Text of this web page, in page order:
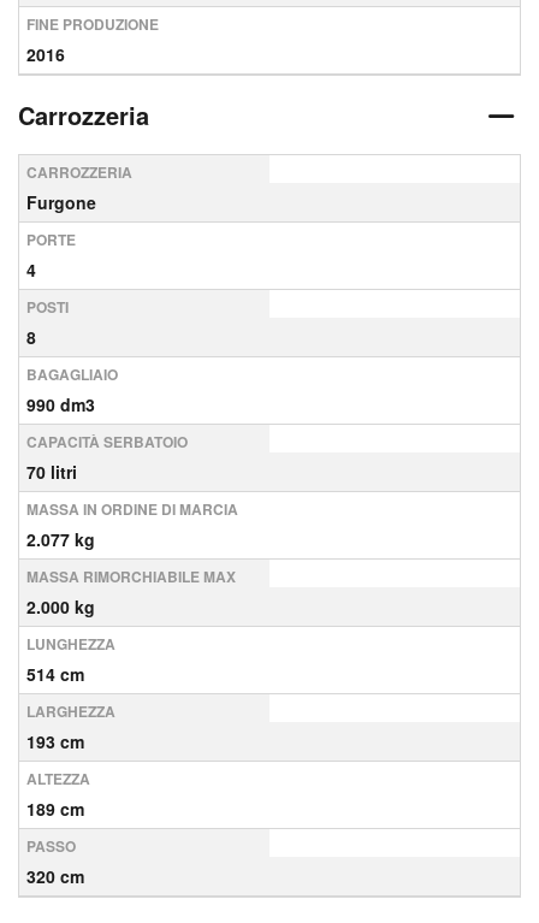
FINE PRODUZIONE
2016
Carrozzeria
CARROZZERIA
Furgone
PORTE
4
POSTI
8
BAGAGLIAIO
990 dm3
CAPACITÀ SERBATOIO
70 litri
MASSA IN ORDINE DI MARCIA
2.077 kg
MASSA RIMORCHIABILE MAX
2.000 kg
LUNGHEZZA
514 cm
LARGHEZZA
193 cm
ALTEZZA
189 cm
PASSO
320 cm